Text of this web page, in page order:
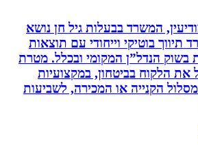
המשרד בבעלות גיל חן נושא
בוטיקי וייחודי עם תוצאות
הנדל”ן המקומי ובכלל. מטרת
בביטחון, במקצועיות
הקנייה או המכירה, לשביעות